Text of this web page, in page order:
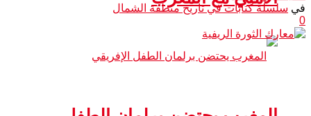
في سلسلة كتابات في تاريخ منطقة الشمال
0